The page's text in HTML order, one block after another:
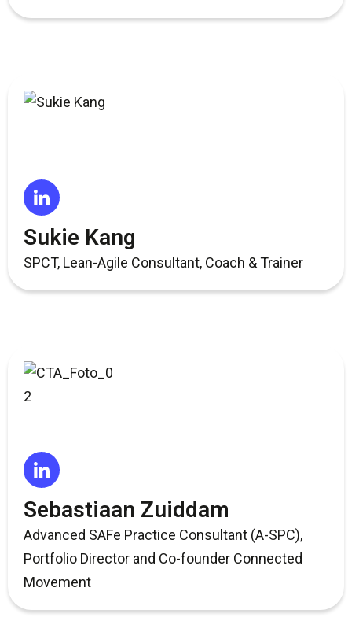
Sukie Kang
SPCT, Lean-Agile Consultant, Coach & Trainer
Sebastiaan Zuiddam
Advanced SAFe Practice Consultant (A-SPC),
Portfolio Director and Co-founder Connected
Movement